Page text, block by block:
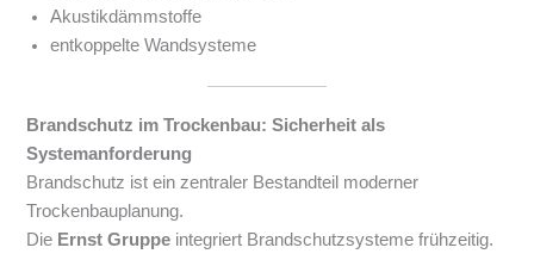
Akustikdämmstoffe
entkoppelte Wandsysteme
Brandschutz im Trockenbau: Sicherheit als
Systemanforderung
Brandschutz ist ein zentraler Bestandteil moderner
Trockenbauplanung.
Die Ernst Gruppe integriert Brandschutzsysteme frühzeitig.